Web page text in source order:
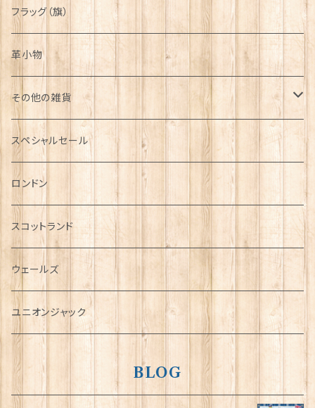
フラッグ（旗）
革小物
その他の雑貨
ミニカー
チャーム
犬グッズ
傘
指貫(シンブル)
スペシャルセール
ロンドン
スコットランド
ウェールズ
ユニオンジャック
BLOG